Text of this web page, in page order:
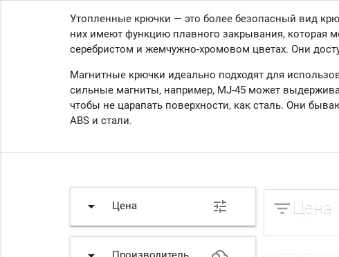
Утопленные крючки — это более безопасный вид
них имеют функцию плавного закрывания, которая
серебристом и жемчужно-хромовом цветах. Они
Магнитные крючки идеально подходят для
сильные магниты, например, MJ-45 может
чтобы не царапать поверхности, как сталь. Они
ABS и стали.
arrow_drop_down Цена tune filter_listЦена